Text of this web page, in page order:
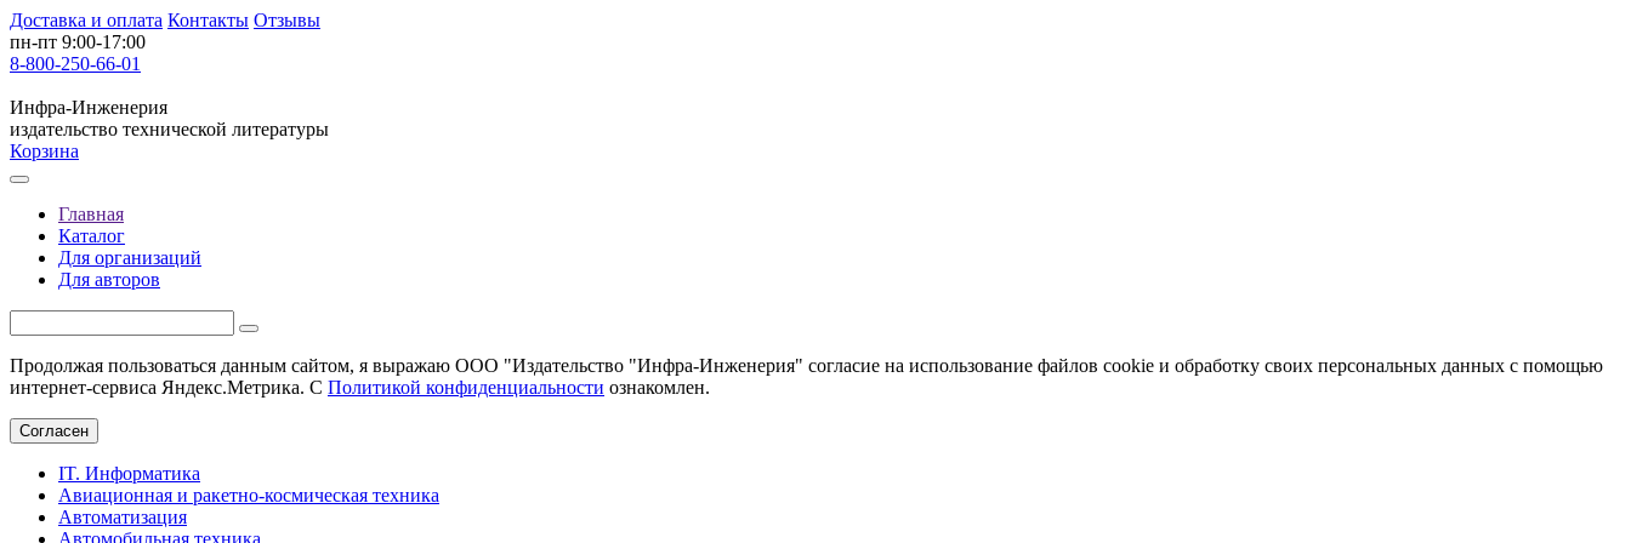
Доставка и оплата Контакты Отзывы
пн-пт 9:00-17:00
8-800-250-66-01
Инфра-Инженерия
издательство технической литературы
Корзина
Главная
Каталог
Для организаций
Для авторов
Продолжая пользоваться данным сайтом, я выражаю ООО "Издательство "Инфра-Инженерия" согласие на использование файлов cookie и обработку своих персональных данных с помощью
интернет-сервиса Яндекс.Метрика. С Политикой конфиденциальности ознакомлен.
Согласен
IT. Информатика
Авиационная и ракетно-космическая техника
Автоматизация
Автомобильная техника